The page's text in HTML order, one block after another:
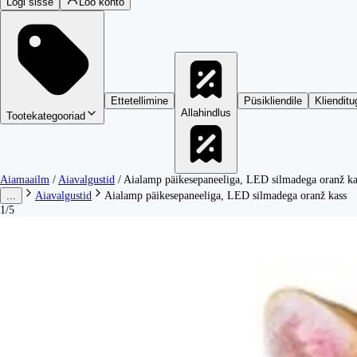
Tootekategooriad
Ettetellimine
Allahindlus
Püsikliendile
Aiamaailm / Aiavalgustid / Aialamp päikesepaneeliga, LED silmadega oranž
...
Aiavalgustid
Aialamp päikesepaneeliga, LED silmadega oranž kass
1/5